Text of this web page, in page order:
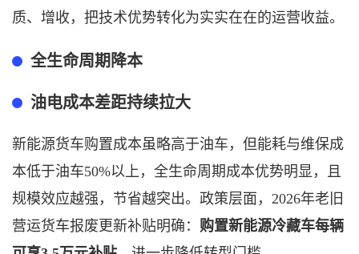
质、增收，把技术优势转化为实实在在的运营收益。
全生命周期降本
油电成本差距持续拉大
新能源货车购置成本虽略高于油车，但能耗与维保成
本低于油车50%以上，全生命周期成本优势明显，且
规模效应越强，节省越突出。政策层面，2026年老旧
营运货车报废更新补贴明确： 购置新能源冷藏车每辆